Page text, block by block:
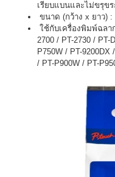
เรียบแบนและไม่ขรุขร
ขนาด (กว้าง x ยาว)
ใช้กับเครื่องพิมพ์ฉลา
2700 / PT-2730 / PT-
P750W / PT-9200DX
/ PT-P900W / PT-